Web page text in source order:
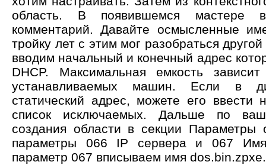
область. В появившемся мастере
комментарий. Давайте осмысленные
тройку лет с этим мог разобраться
вводим начальный и конечный адрес
DHCP. Максимальная емкость
устанавливаемых машин. Если в
статический адрес, можете его
список исключаемых. Дальше по
создания области в секции Параметры
параметры 066 IP сервера и 067
параметр 067 вписываем имя dos.bin.zpxe.